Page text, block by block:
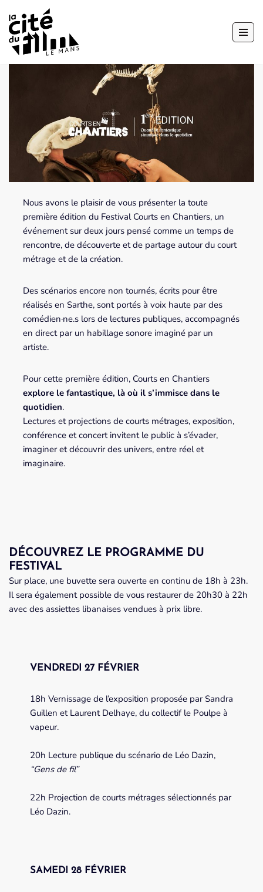
Aller
au
Nous avons le plaisir de vous présenter la toute
première édition du Festival Courts en Chantiers, un
événement sur deux jours pensé comme un temps de
rencontre, de découverte et de partage autour du court
métrage et de la création.
Des scénarios encore non tournés, écrits pour être
réalisés en Sarthe, sont portés à voix haute par des
comédien·ne.s lors de lectures publiques, accompagnés
en direct par un habillage sonore imaginé par un
artiste.
Pour cette première édition, Courts en Chantiers
explore le fantastique, là où il s’immisce dans le
quotidien.
Lectures et projections de courts métrages, exposition,
conférence et concert invitent le public à s’évader,
imaginer et découvrir des univers, entre réel et
imaginaire.
DÉCOUVREZ LE PROGRAMME DU
FESTIVAL
Sur place, une buvette sera ouverte en continu de 18h à 23h.
Il sera également possible de vous restaurer de 20h30 à 22h
avec des assiettes libanaises vendues à prix libre.
VENDREDI 27 FÉVRIER
18h Vernissage de l’exposition proposée par Sandra
Guillen et Laurent Delhaye, du collectif le Poulpe à
vapeur.
20h Lecture publique du scénario de Léo Dazin,
“Gens de fil”
22h Projection de courts métrages sélectionnés par
Léo Dazin.
SAMEDI 28 FÉVRIER